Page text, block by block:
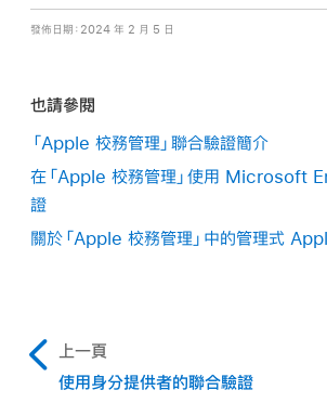
發佈日期：2024 年 2 月 5 日
也請參閱
「Apple 校務管理」聯合驗證簡介
在「Apple 校務管理」使用 Microsoft
證
關於「Apple 校務管理」中的管理式
上一頁
使用身分提供者的聯合驗證